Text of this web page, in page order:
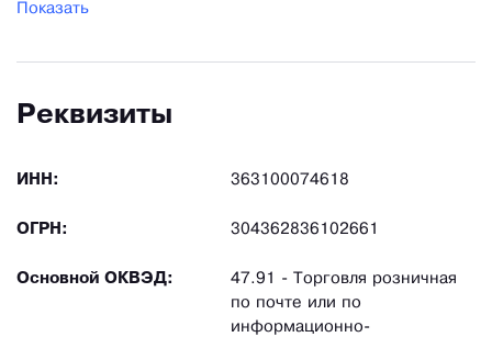
Показать
Реквизиты
ИНН: 363100074618
ОГРН: 304362836102661
Основной ОКВЭД:
47.91 - Торговля розничная
по почте или по
информационно-